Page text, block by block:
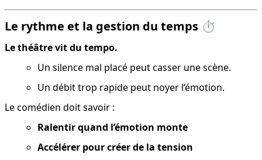
Le rythme et la gestion du temps ⏱️
Le théâtre vit du tempo.
Un silence mal placé peut casser une scène.
Un débit trop rapide peut noyer l’émotion.
Le comédien doit savoir :
Ralentir quand l’émotion monte
Accélérer pour créer de la tension